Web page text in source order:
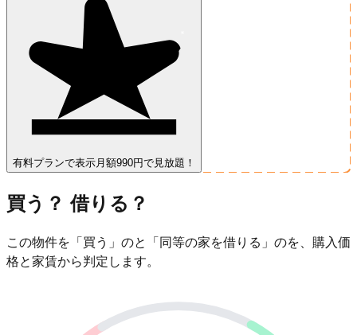
有料プランで表示 月額990円で見放題！
買う？ 借りる？
この物件を「買う」のと「同等の家を借りる」のを、購入価
格と家賃から判定します。